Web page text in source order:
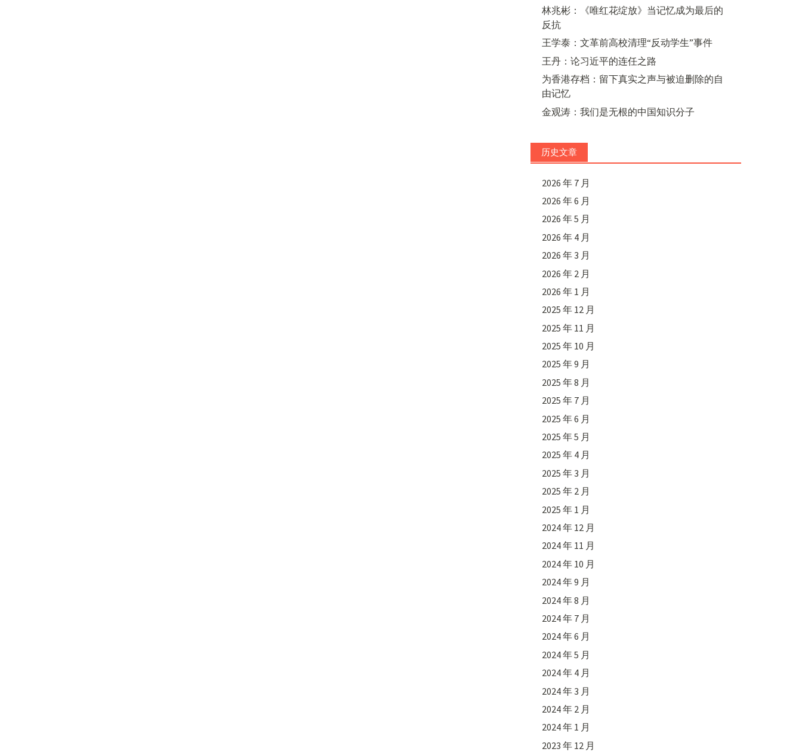
林兆彬：《唯红花绽放》当记忆成为最后的
反抗
王学泰：文革前高校清理“反动学生”事件
王丹：论习近平的连任之路
为香港存档：留下真实之声与被迫删除的自
由记忆
金观涛：我们是无根的中国知识分子
历史文章
2026 年 7 月
2026 年 6 月
2026 年 5 月
2026 年 4 月
2026 年 3 月
2026 年 2 月
2026 年 1 月
2025 年 12 月
2025 年 11 月
2025 年 10 月
2025 年 9 月
2025 年 8 月
2025 年 7 月
2025 年 6 月
2025 年 5 月
2025 年 4 月
2025 年 3 月
2025 年 2 月
2025 年 1 月
2024 年 12 月
2024 年 11 月
2024 年 10 月
2024 年 9 月
2024 年 8 月
2024 年 7 月
2024 年 6 月
2024 年 5 月
2024 年 4 月
2024 年 3 月
2024 年 2 月
2024 年 1 月
2023 年 12 月